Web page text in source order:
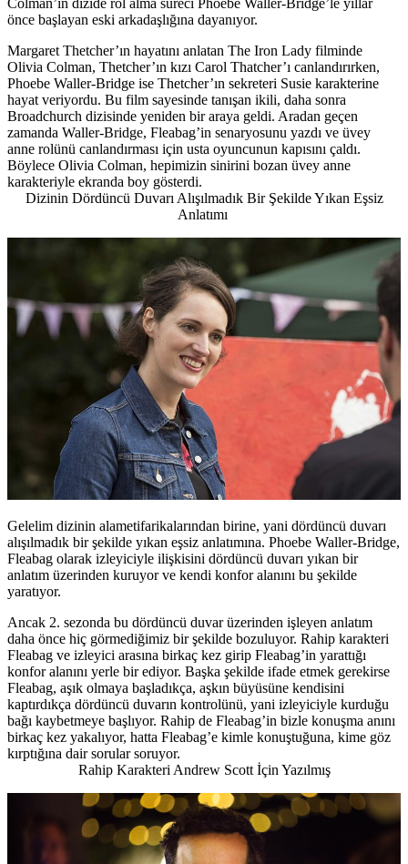
önce başlayan eski arkadaşlığına dayanıyor.
Margaret Thetcher’ın hayatını anlatan The Iron Lady filminde
Olivia Colman, Thetcher’ın kızı Carol Thatcher’ı canlandırırken,
Phoebe Waller-Bridge ise Thetcher’ın sekreteri Susie karakterine
hayat veriyordu. Bu film sayesinde tanışan ikili, daha sonra
Broadchurch dizisinde yeniden bir araya geldi. Aradan geçen
zamanda Waller-Bridge, Fleabag’in senaryosunu yazdı ve üvey
anne rolünü canlandırması için usta oyuncunun kapısını çaldı.
Böylece Olivia Colman, hepimizin sinirini bozan üvey anne
karakteriyle ekranda boy gösterdi.
Dizinin Dördüncü Duvarı Alışılmadık Bir Şekilde Yıkan Eşsiz
Anlatımı
Gelelim dizinin alametifarikalarından birine, yani dördüncü duvarı
alışılmadık bir şekilde yıkan eşsiz anlatımına. Phoebe Waller-Bridge,
Fleabag olarak izleyiciyle ilişkisini dördüncü duvarı yıkan bir
anlatım üzerinden kuruyor ve kendi konfor alanını bu şekilde
yaratıyor.
Ancak 2. sezonda bu dördüncü duvar üzerinden işleyen anlatım
daha önce hiç görmediğimiz bir şekilde bozuluyor. Rahip karakteri
Fleabag ve izleyici arasına birkaç kez girip Fleabag’in yarattığı
konfor alanını yerle bir ediyor. Başka şekilde ifade etmek gerekirse
Fleabag, aşık olmaya başladıkça, aşkın büyüsüne kendisini
kaptırdıkça dördüncü duvarın kontrolünü, yani izleyiciyle kurduğu
bağı kaybetmeye başlıyor. Rahip de Fleabag’in bizle konuşma anını
birkaç kez yakalıyor, hatta Fleabag’e kimle konuştuğuna, kime göz
kırptığına dair sorular soruyor.
Rahip Karakteri Andrew Scott İçin Yazılmış